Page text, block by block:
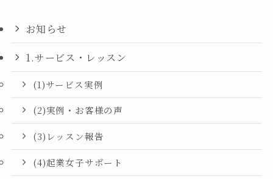
お知らせ
1.サービス・レッスン
(1)サービス実例
(2)実例・お客様の声
(3)レッスン報告
(4)起業女子サポート